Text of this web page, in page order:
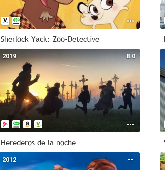
Sherlock Yack: Zoo-Detective
8.0
2019
Herederos de la noche
--
2012